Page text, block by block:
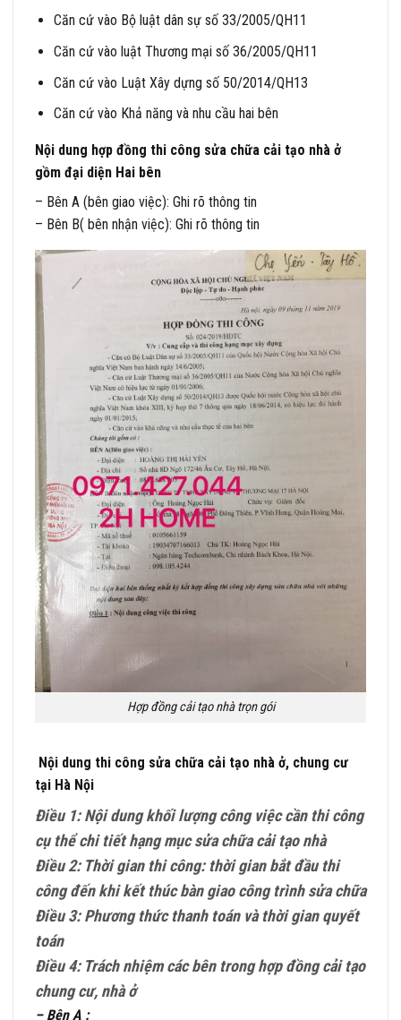
Căn cứ vào Bộ luật dân sự số 33/2005/QH11
Căn cứ vào luật Thương mại số 36/2005/QH11
Căn cứ vào Luật Xây dựng số 50/2014/QH13
Căn cứ vào Khả năng và nhu cầu hai bên
Nội dung hợp đồng thi công sửa chữa cải tạo nhà ở
gồm đại diện Hai bên
– Bên A (bên giao việc): Ghi rõ thông tin
– Bên B( bên nhận việc): Ghi rõ thông tin
Hợp đồng cải tạo nhà trọn gói
Nội dung thi công sửa chữa cải tạo nhà ở, chung cư
tại Hà Nội
Điều 1: Nội dung khối lượng công việc cần thi công
cụ thể chi tiết hạng mục sửa chữa cải tạo nhà
Điều 2: Thời gian thi công: thời gian bắt đầu thi
công đến khi kết thúc bàn giao công trình sửa chữa
Điều 3: Phương thức thanh toán và thời gian quyết
toán
Điều 4: Trách nhiệm các bên trong hợp đồng cải tạo
chung cư, nhà ở
– Bên A :